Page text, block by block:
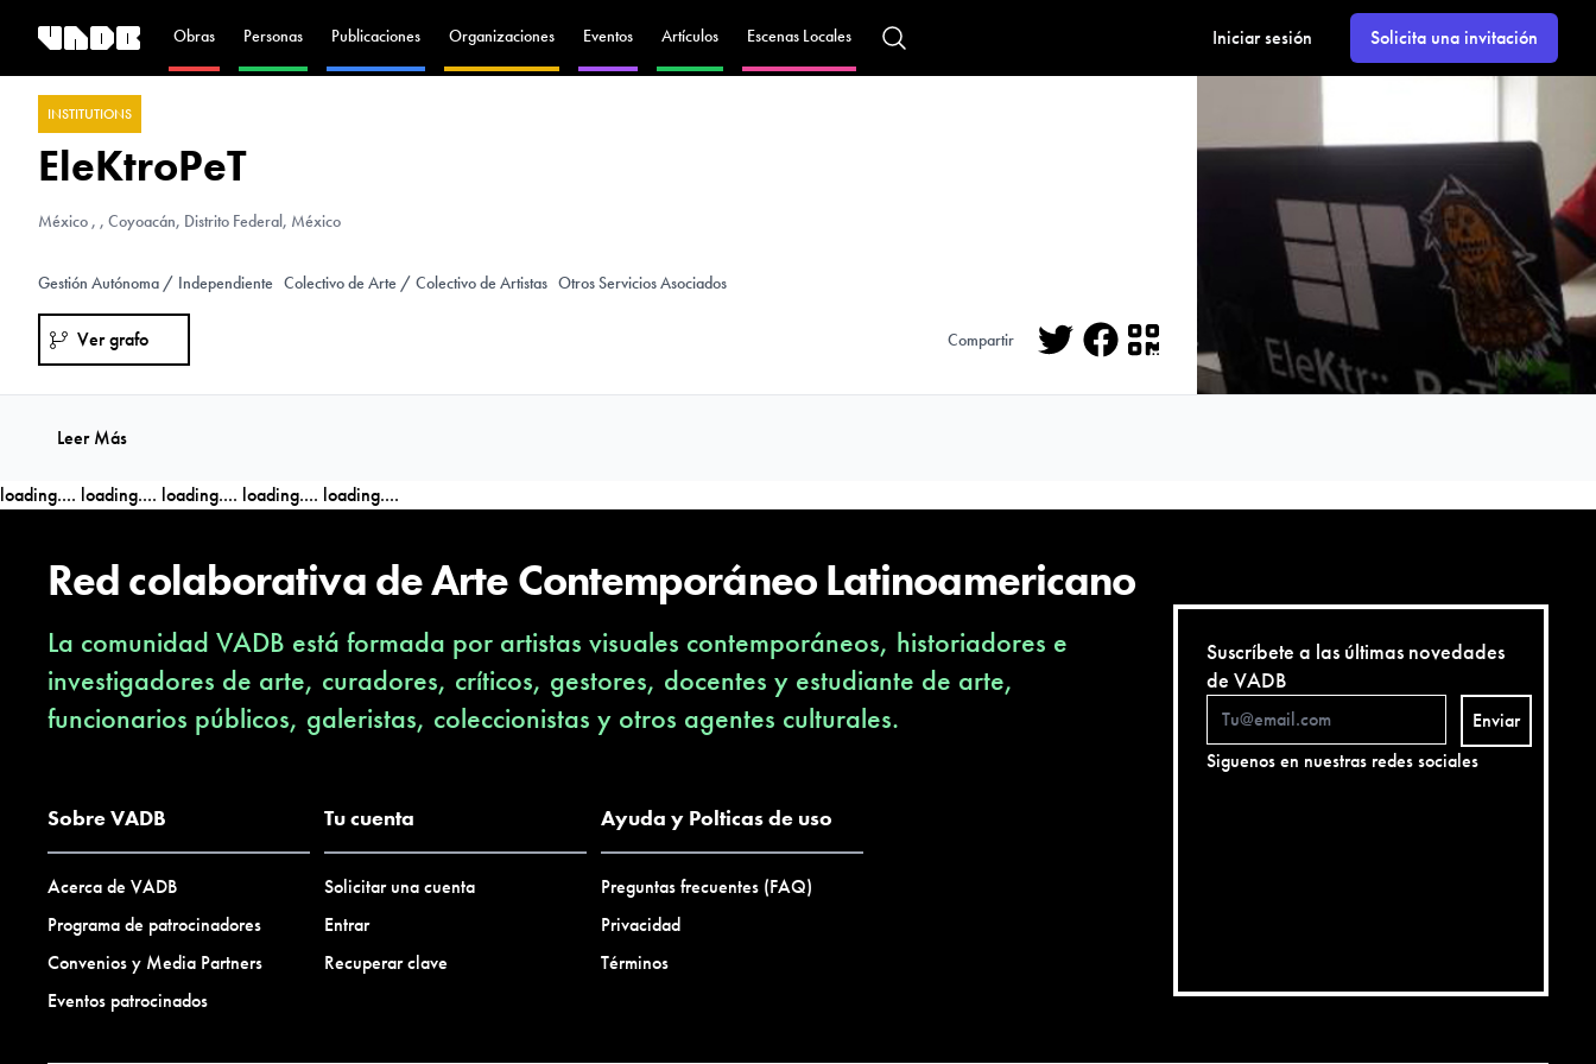
Obras Personas Publicaciones Organizaciones Eventos Artículos Escenas Locales Iniciar sesión Solicita una invitación
INSTITUTIONS
EleKtroPeT
México , , Coyoacán, Distrito Federal, México
Gestión Autónoma / Independiente Colectivo de Arte / Colectivo de Artistas Otros Servicios Asociados
Ver grafo Compartir
Facebook
Leer Más
loading.... loading.... loading.... loading.... loading....
Red colaborativa de Arte Contemporáneo Latinoamericano
La comunidad VADB está formada por artistas visuales contemporáneos, historiadores e
investigadores de arte, curadores, críticos, gestores, docentes y estudiante de arte,
funcionarios públicos, galeristas, coleccionistas y otros agentes culturales.
Sobre VADB
Acerca de VADB
Programa de patrocinadores
Convenios y Media Partners
Eventos patrocinados
Tu cuenta
Solicitar una cuenta
Entrar
Recuperar clave
Ayuda y Polticas de uso
Preguntas frecuentes (FAQ)
Privacidad
Términos
Suscríbete a las últimas novedades
de VADB
Enviar
Siguenos en nuestras redes sociales